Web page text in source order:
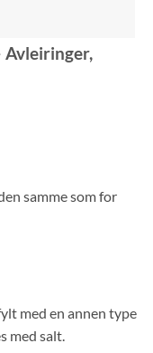
Avleiringer,
samme som for
med en annen type
med salt.